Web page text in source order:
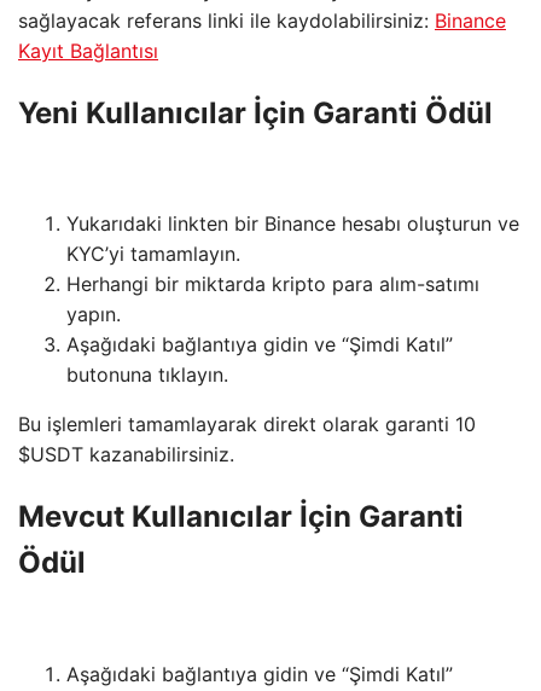
sağlayacak referans linki ile kaydolabilirsiniz: Binance
Kayıt Bağlantısı
Yeni Kullanıcılar İçin Garanti Ödül
Yukarıdaki linkten bir Binance hesabı oluşturun ve
KYC’yi tamamlayın.
Herhangi bir miktarda kripto para alım-satımı
yapın.
Aşağıdaki bağlantıya gidin ve “Şimdi Katıl”
butonuna tıklayın.
Bu işlemleri tamamlayarak direkt olarak garanti 10
$USDT kazanabilirsiniz.
Mevcut Kullanıcılar İçin Garanti
Ödül
Aşağıdaki bağlantıya gidin ve “Şimdi Katıl”